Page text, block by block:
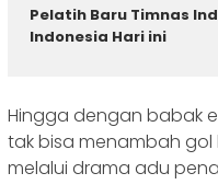
Pelatih Baru Timnas
Indonesia Hari ini
Hingga dengan babak
tak bisa menambah
melalui drama adu